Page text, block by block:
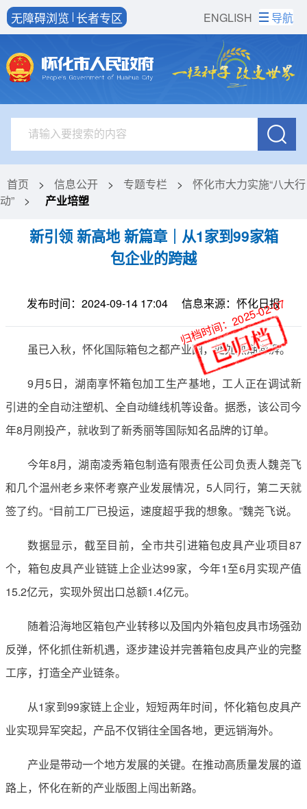
ENGLISH
无障碍浏览 长者专区 导航
首页 > 信息公开 > 专题专栏 >
怀化市大力实施“八大行
动”
> 产业培塑
新引领 新高地 新篇章｜从1家到99家箱
包企业的跨越
发布时间：2024-09-14 17:04 信息来源：怀化日报
虽已入秋，怀化国际箱包之都产业园，处处热潮澎湃。
9月5日，湖南享怀箱包加工生产基地，工人正在调试新
引进的全自动注塑机、全自动缝线机等设备。据悉，该公司今
年8月刚投产，就收到了新秀丽等国际知名品牌的订单。
今年8月，湖南凌秀箱包制造有限责任公司负责人魏尧飞
和几个温州老乡来怀考察产业发展情况，5人同行，第二天就
签了约。“目前工厂已投运，速度超乎我的想象。”魏尧飞说。
数据显示，截至目前，全市共引进箱包皮具产业项目87
个，箱包皮具产业链链上企业达99家，今年1至6月实现产值
15.2亿元，实现外贸出口总额1.4亿元。
随着沿海地区箱包产业转移以及国内外箱包皮具市场强劲
反弹，怀化抓住新机遇，逐步建设并完善箱包皮具产业的完整
工序，打造全产业链条。
从1家到99家链上企业，短短两年时间，怀化箱包皮具产
业实现异军突起，产品不仅销往全国各地，更远销海外。
产业是带动一个地方发展的关键。在推动高质量发展的道
路上，怀化在新的产业版图上闯出新路。
归档时间：2025-02-07